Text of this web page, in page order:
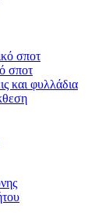
σποτ
σποτ
και φυλλάδια